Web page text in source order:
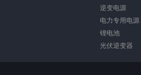
逆变电源
电力专用电源
锂电池
光伏逆变器